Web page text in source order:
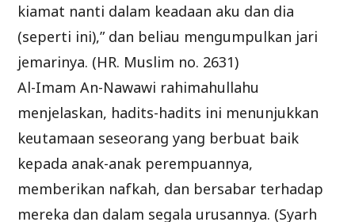
kiamat nanti dalam keadaan aku dan dia
(seperti ini),” dan beliau mengumpulkan jari
jemarinya. (HR. Muslim no. 2631)
Al-Imam An-Nawawi rahimahullahu
menjelaskan, hadits-hadits ini menunjukkan
keutamaan seseorang yang berbuat baik
kepada anak-anak perempuannya,
memberikan nafkah, dan bersabar terhadap
mereka dan dalam segala urusannya. (Syarh